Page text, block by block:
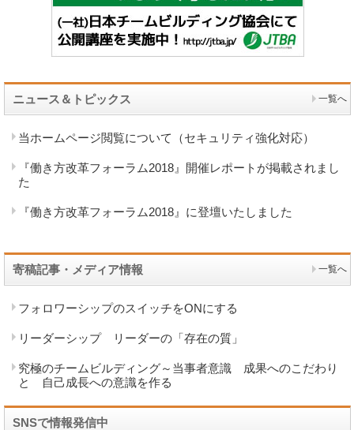
ニュース＆トピックス 一覧へ
当ホームページ閲覧について（セキュリティ強化対応）
『働き方改革フォーラム2018』開催レポートが掲載されまし
た
『働き方改革フォーラム2018』に登壇いたしました
寄稿記事・メディア情報 一覧へ
フォロワーシップのスイッチをONにする
リーダーシップ リーダーの「存在の質」
究極のチームビルディング～当事者意識 成果へのこだわり
と 自己成長への意識を作る
SNSで情報発信中